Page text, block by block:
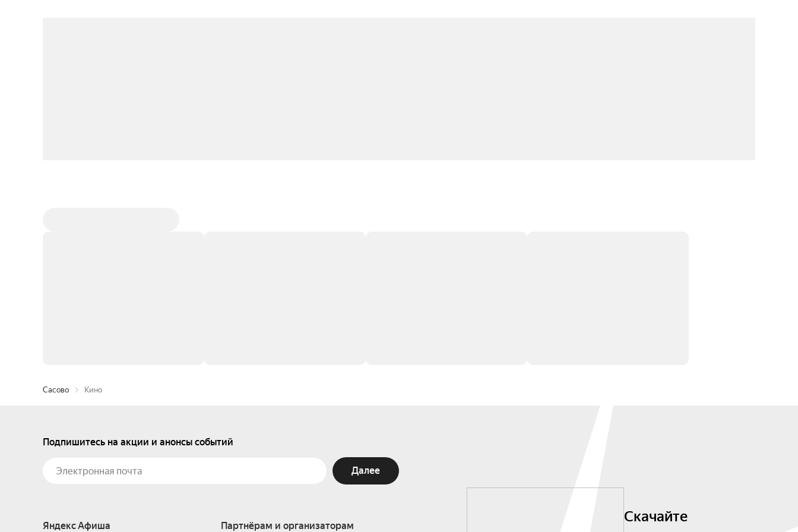
Сасово Кино
Подпишитесь на акции и анонсы событий
Далее
Яндекс Афиша Партнёрам и организаторам
Скачайте